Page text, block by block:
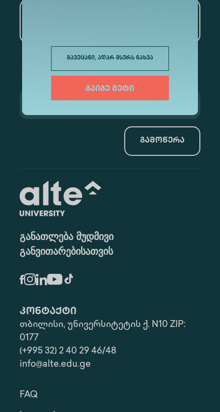
გავეცანი, აღარ მსურს ნახვა
გაიგე მეტი
გამოწერა
განათლება მუდმივი
განვითარებისათვის
კონტაქტი
თბილისი, უნივერსიტეტის ქ. N10 ZIP:
0177
(+995 32) 2 40 29 46/48
info@alte.edu.ge
FAQ